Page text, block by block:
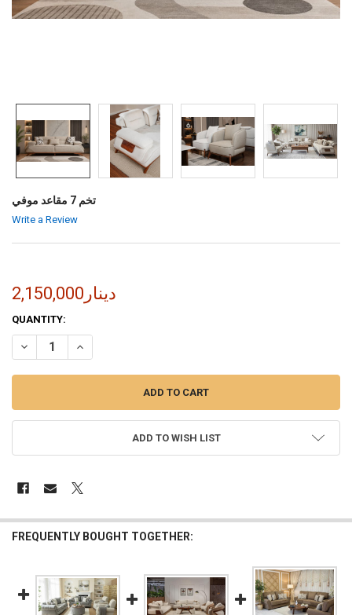
تخم 7 مقاعد موفي
Write a Review
2,150,000دينار
CURRENT
STOCK:
QUANTITY:
ADD TO WISH LIST
FREQUENTLY BOUGHT TOGETHER: